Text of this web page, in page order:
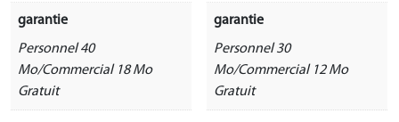
garantie
Personnel 40
Mo/Commercial 18 Mo
Gratuit
garantie
Personnel 30
Mo/Commercial 12 Mo
Gratuit